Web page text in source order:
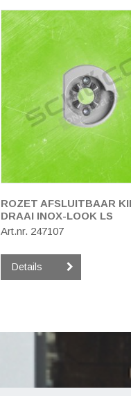
ROZET AFSLUITBAAR
DRAAI INOX-LOOK LS
Art.nr. 247107
Details